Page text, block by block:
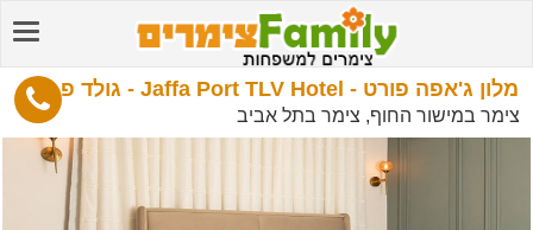
מלון ג'אפה פורט - Jaffa Port TLV Hotel - גולד פרימיום
צימר במישור החוף, צימר בתל אביב